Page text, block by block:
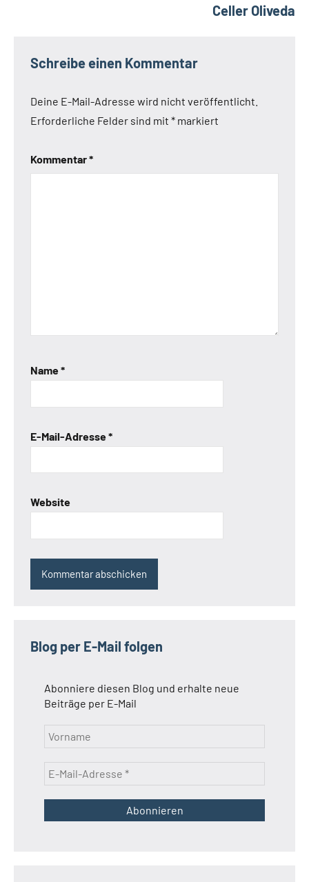
Celler Oliveda
Schreibe einen Kommentar
Deine E-Mail-Adresse wird nicht veröffentlicht.
Erforderliche Felder sind mit * markiert
Kommentar*
Name*
E-Mail-Adresse*
Website
Blog per E-Mail folgen
Abonniere diesen Blog und erhalte neue
Beiträge per E-Mail